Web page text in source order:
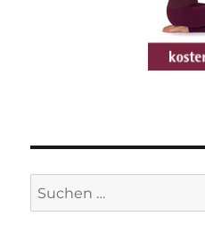
Suchen
nach: